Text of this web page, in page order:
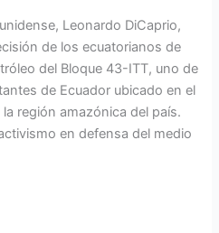
Leonardo DiCaprio,
de los ecuatorianos de
del Bloque 43-ITT, uno de
de Ecuador ubicado en el
región amazónica del país.
en defensa del medio